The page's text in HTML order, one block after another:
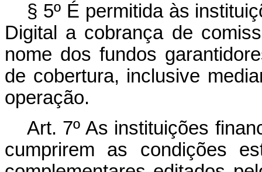
§ 5º É permitida às
Digital a cobrança de
nome dos fundos
de cobertura, inclusive
operação.
Art. 7º As instituições
cumprirem as condições